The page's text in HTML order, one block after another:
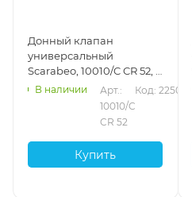
Донный клапан
универсальный
Scarabeo, 10010/C CR 52, 1
1/4", для раковин, Sand/
В наличии
Арт.:
10010/C
CR 52
Код: 22509
Купить